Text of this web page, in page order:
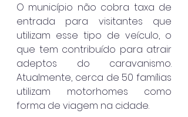
O município não cobra taxa de
entrada para visitantes que
utilizam esse tipo de veículo, o
que tem contribuído para atrair
adeptos do caravanismo.
Atualmente, cerca de 50 famílias
utilizam motorhomes como
forma de viagem na cidade.